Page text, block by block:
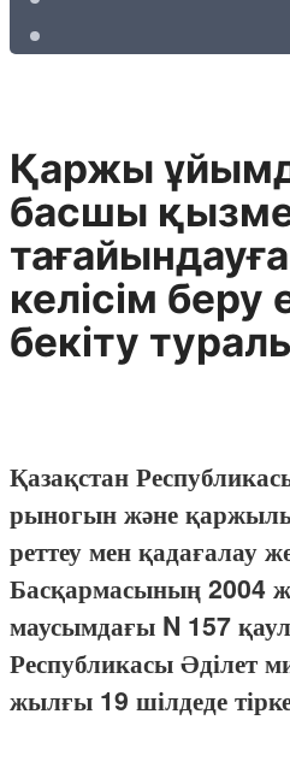
Қаржы
басшы
келісім беру
бекіту
Қазақстан
рыногын және
реттеу мен қадағалау
Басқармасының 2004
маусымдағы N 157
Республикасы Әділет
жылғы 19 шілдеде